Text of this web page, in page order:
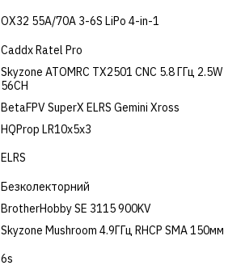
OX32 55A/70A 3-6S LiPo 4-in-1
Caddx Ratel Pro
Skyzone ATOMRC TX2501 CNC 5.8 ГГц 2.5W
56CH
BetaFPV SuperX ELRS Gemini Xross
HQProp LR10x5x3
ELRS
Безколекторний
BrotherHobby SE 3115 900KV
Skyzone Mushroom 4.9ГГц RHCP SMA 150мм
6s